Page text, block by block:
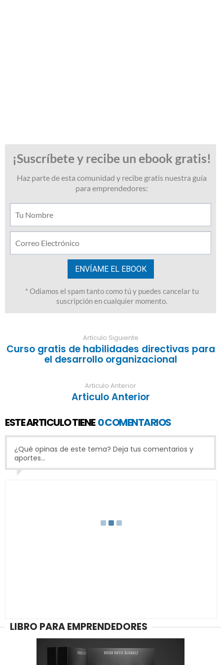
Articulo Siguiente
Curso gratis de habilidades directivas para
el desarrollo organizacional
Articulo Anterior
Articulo Anterior
ESTE ARTICULO TIENE 0 COMENTARIOS
¿Qué opinas de este tema? Deja tus comentarios y
aportes...
LIBRO PARA EMPRENDEDORES